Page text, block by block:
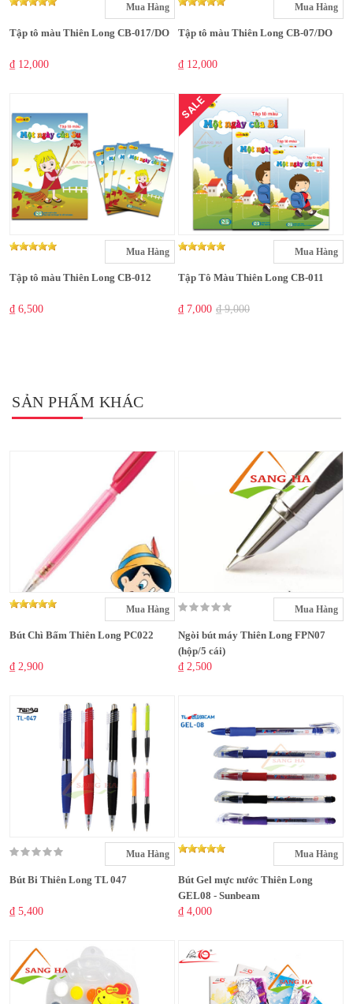
Mua Hàng
Tập tô màu Thiên Long CB-017/DO
₫ 12,000
Mua Hàng
Tập tô màu Thiên Long CB-07/DO
₫ 12,000
Mua Hàng
Tập tô màu Thiên Long CB-012
₫ 6,500
SALE
Mua Hàng
Tập Tô Màu Thiên Long CB-011
₫ 7,000 ₫ 9,000
SẢN PHẨM KHÁC
Mua Hàng
Bút Chì Bấm Thiên Long PC022
₫ 2,900
Mua Hàng
Ngòi bút máy Thiên Long FPN07
(hộp/5 cái)
₫ 2,500
Mua Hàng
Bút Bi Thiên Long TL 047
₫ 5,400
Mua Hàng
Bút Gel mực nước Thiên Long
GEL08 - Sunbeam
₫ 4,000